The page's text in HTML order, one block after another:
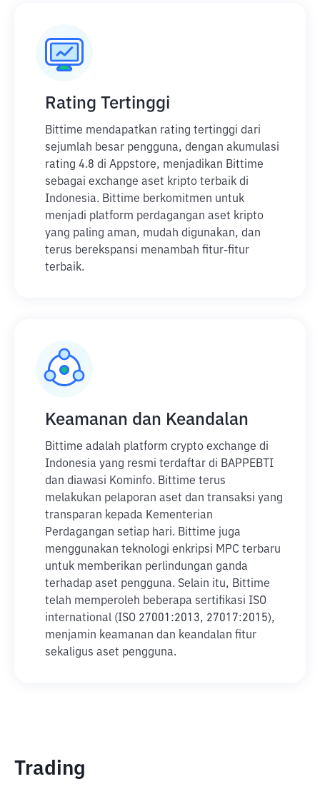
Rating Tertinggi
Bittime mendapatkan rating tertinggi dari
sejumlah besar pengguna, dengan akumulasi
rating 4.8 di Appstore, menjadikan Bittime
sebagai exchange aset kripto terbaik di
Indonesia. Bittime berkomitmen untuk
menjadi platform perdagangan aset kripto
yang paling aman, mudah digunakan, dan
terus berekspansi menambah fitur-fitur
terbaik.
Keamanan dan Keandalan
Bittime adalah platform crypto exchange di
Indonesia yang resmi terdaftar di BAPPEBTI
dan diawasi Kominfo. Bittime terus
melakukan pelaporan aset dan transaksi yang
transparan kepada Kementerian
Perdagangan setiap hari. Bittime juga
menggunakan teknologi enkripsi MPC terbaru
untuk memberikan perlindungan ganda
terhadap aset pengguna. Selain itu, Bittime
telah memperoleh beberapa sertifikasi ISO
international (ISO 27001:2013, 27017:2015),
menjamin keamanan dan keandalan fitur
sekaligus aset pengguna.
Trading